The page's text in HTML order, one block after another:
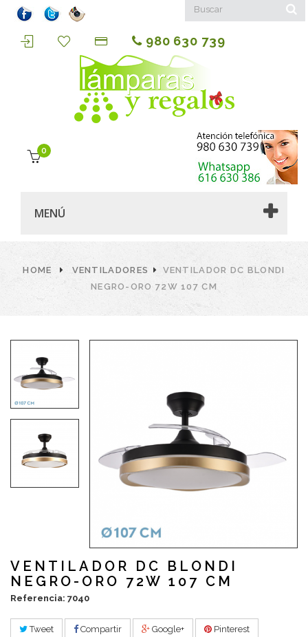
980 630 739
0
MENÚ
HOME VENTILADORES
VENTILADOR DC BLONDI
NEGRO-ORO 72W 107 CM
VENTILADOR DC BLONDI
NEGRO-ORO 72W 107 CM
Referencia: 7040
Tweet Compartir Google+ Pinterest